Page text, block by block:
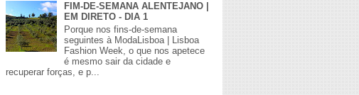
FIM-DE-SEMANA ALENTEJANO |
EM DIRETO - DIA 1
Porque nos fins-de-semana
seguintes à ModaLisboa | Lisboa
Fashion Week, o que nos apetece
é mesmo sair da cidade e
recuperar forças, e p...